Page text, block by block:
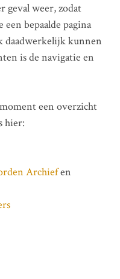
geval weer, zodat
bepaalde pagina
daadwerkelijk kunnen
is de navigatie en
een overzicht
hier:
Archiefen